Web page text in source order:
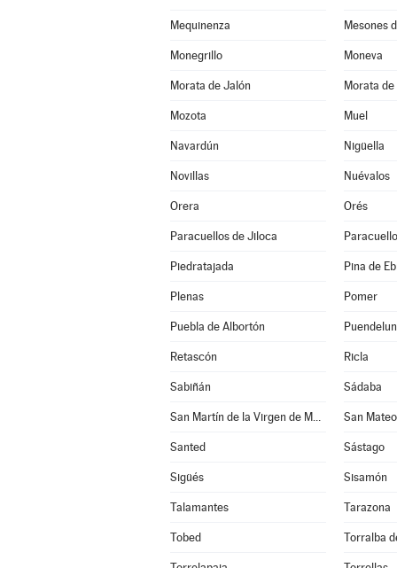
Mequinenza Mesones
Monegrillo Moneva
Morata de Jalón Morata
Mozota Muel
Navardún Nigüella
Novillas Nuévalos
Orera Orés
Paracuellos de Jiloca
Piedratajada Pina de
Plenas Pomer
Puebla de Albortón
Retascón Ricla
Sabiñán Sádaba
San Martín de la Virgen de Moncayo San
Santed Sástago
Sigüés Sisamón
Talamantes Tarazona
Tobed Torralba